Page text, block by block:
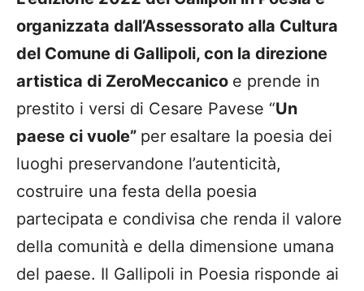
organizzata dall’Assessorato alla Cultura
del Comune di Gallipoli, con la direzione
artistica di ZeroMeccanico e prende in
prestito i versi di Cesare Pavese “Un
paese ci vuole” per esaltare la poesia dei
luoghi preservandone l’autenticità,
costruire una festa della poesia
partecipata e condivisa che renda il valore
della comunità e della dimensione umana
del paese. Il Gallipoli in Poesia risponde ai